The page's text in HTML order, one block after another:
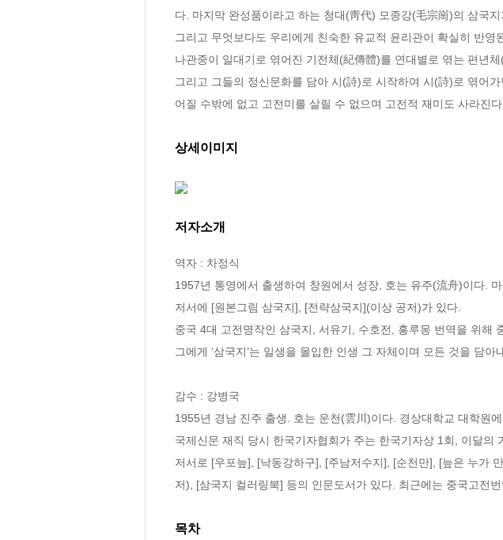
다. 마지막 완성품이라고 하는 청대(靑代) 모종강(毛宗崗)의 삼국
그리고 무엇보다도 우리에게 친숙한 유교적 윤리관이 확실히 반영
나관중이 일대기로 엮어진 기전체(紀傳體)를 연대별로 엮는 편년
그리고 그들의 정신문화를 담아 시(詩)로 시작하여 시(詩)로 엮어
어질 수밖에 없고 고전미를 살릴 수 없으며 고전적 재미도 사라진
상세이미지
저자소개
역자 : 차정식
1957년 통영에서 출생하여 창원에서 성장, 호는 유주(流舟)이다.
저서에 [원본그림 삼국지], [전략삼국지](이상 공저)가 있다.
중국 4대 고전명작인 삼국지, 서유기, 수호전, 홍루몽 번역을 위해
그에게 ‘삼국지’는 일생을 몰입한 인생 그 자체이며 모든 것을 담
감수 : 강병국
1955년 경남 진주 출생. 호는 운천(雲川)이다. 경상대학교 대학원
국제신문 재직 당시 한국기자협회가 주는 한국기자상 1회, 이달의
저서로 [우포늪], [낙동강하구], [주남저수지], [순천만], [늪은 누가
저), [삼국지 컬러링북] 등의 인문도서가 있다. 최근에는 중국고전
목차